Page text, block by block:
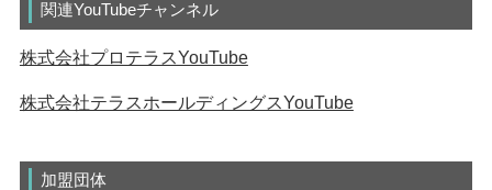
関連YouTubeチャンネル
株式会社プロテラスYouTube
株式会社テラスホールディングスYouTube
加盟団体